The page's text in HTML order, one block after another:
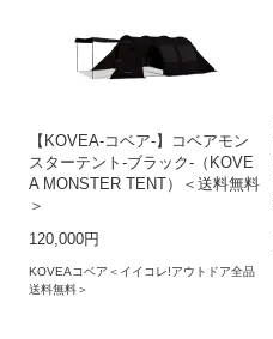
【KOVEA-コベア-】コベアモン
スターテント-ブラック-（KOVE
A MONSTER TENT）＜送料無料
＞
120,000円
KOVEAコベア＜イイコレ!アウトドア全品
送料無料＞